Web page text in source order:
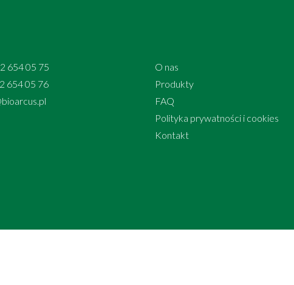
654 05 75
654 05 76
O nas
Produkty
FAQ
Polityka prywatności i cookies
Kontakt